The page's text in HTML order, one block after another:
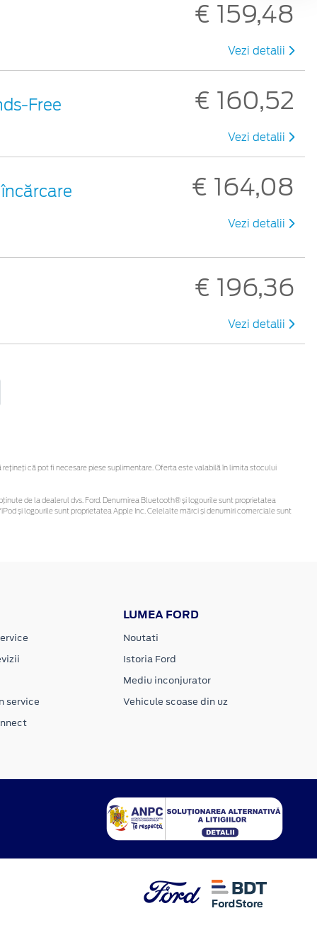
€ 159,48
Vezi detalii
Free € 160,52
Vezi detalii
€ 164,08
Vezi detalii
€ 196,36
Vezi detalii
că pot fi necesare piese suplimentare. Oferta este valabilă în limita stocului
de la dealerul dvs. Ford. Denumirea Bluetooth® și logourile sunt proprietatea
și logourile sunt proprietatea Apple Inc. Celelalte mărci și denumiri comerciale sunt
service
LUMEA FORD
Noutati
Istoria Ford
Mediu inconjurator
Vehicule scoase din uz